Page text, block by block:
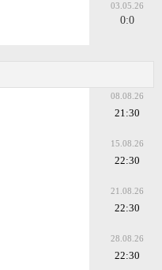
03.05.26
0:0
08.08.26
21:30
15.08.26
22:30
21.08.26
22:30
28.08.26
22:30